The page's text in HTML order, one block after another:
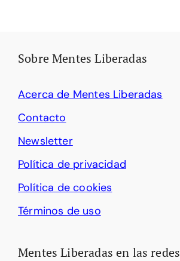
Sobre Mentes Liberadas
Acerca de Mentes Liberadas
Contacto
Newsletter
Política de privacidad
Política de cookies
Términos de uso
Mentes Liberadas en las redes